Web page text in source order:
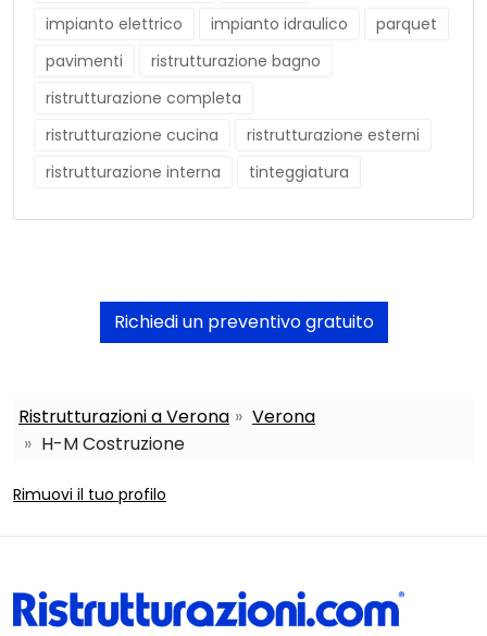
impianto elettrico
impianto idraulico
parquet
pavimenti
ristrutturazione bagno
ristrutturazione completa
ristrutturazione cucina
ristrutturazione esterni
ristrutturazione interna
tinteggiatura
Richiedi un preventivo gratuito
Ristrutturazioni a Verona
Verona
H-M Costruzione
Rimuovi il tuo profilo